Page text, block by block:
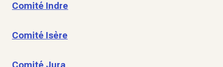
Comité Indre
Comité Isère
Comité Jura